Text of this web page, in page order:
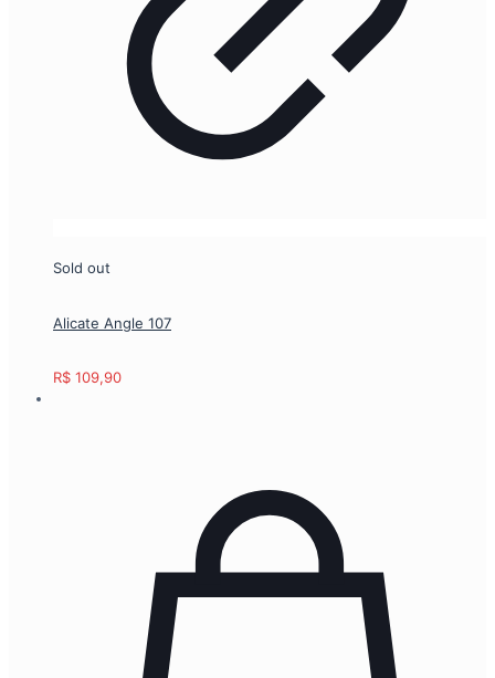
Sold out
Alicate Angle 107
R$ 109,90